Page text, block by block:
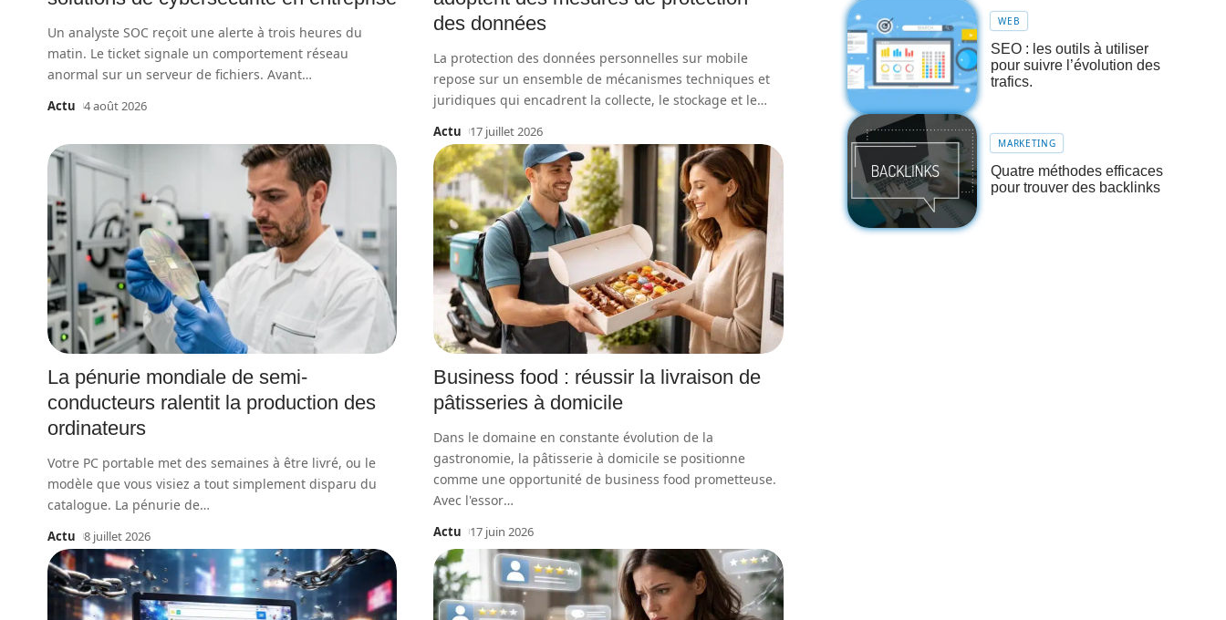
Un analyste SOC reçoit une alerte à trois heures du
matin. Le ticket signale un comportement réseau
anormal sur un serveur de fichiers. Avant…
Actu 4 août 2026
des données
La protection des données personnelles sur mobile
repose sur un ensemble de mécanismes techniques et
juridiques qui encadrent la collecte, le stockage et le…
Actu 17 juillet 2026
La pénurie mondiale de semi-
conducteurs ralentit la production des
ordinateurs
Votre PC portable met des semaines à être livré, ou le
modèle que vous visiez a tout simplement disparu du
catalogue. La pénurie de…
Actu 8 juillet 2026
Business food : réussir la livraison de
pâtisseries à domicile
Dans le domaine en constante évolution de la
gastronomie, la pâtisserie à domicile se positionne
comme une opportunité de business food prometteuse.
Avec l'essor…
Actu 17 juin 2026
WEB
SEO : les outils à utiliser
pour suivre l’évolution des
trafics.
MARKETING
Quatre méthodes efficaces
pour trouver des backlinks